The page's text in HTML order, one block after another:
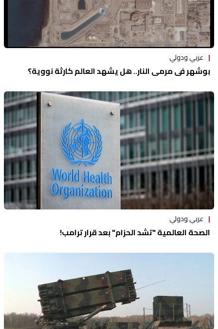
عربي ودولي
بوشهر في مرمى النار.. هل يشهد العالم كارثة نووية؟
عربي ودولي
الصحة العالمية "تشد الحزام" بعد قرار ترامب!